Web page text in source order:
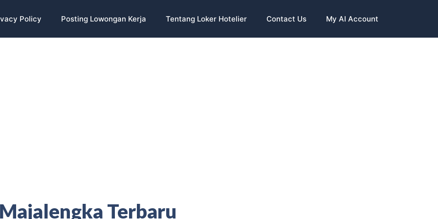
Policy Posting Lowongan Kerja Tentang Loker Hotelier Contact Us My AI Account
Terbaru